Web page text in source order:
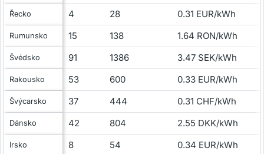
Řecko 4 28 0.31 EUR/kWh
Rumunsko 15 138 1.64 RON/kWh
Švédsko 91 1386 3.47 SEK/kWh
Rakousko 53 600 0.33 EUR/kWh
Švýcarsko 37 444 0.31 CHF/kWh
Dánsko 42 804 2.55 DKK/kWh
Irsko 8 54 0.34 EUR/kWh